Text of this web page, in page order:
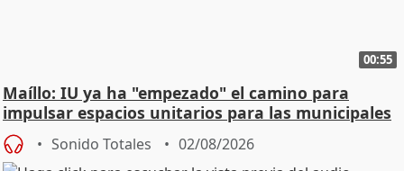
00:55
Maíllo: IU ya ha "empezado" el camino para
impulsar espacios unitarios para las municipales
Sonido Totales 02/08/2026